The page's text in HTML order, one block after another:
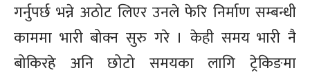
गर्नुपर्छ भन्ने अठोट लिएर उनले फेरि निर्माण सम्बन्धी
काममा भारी बोक्न सुरु गरे । केही समय भारी नै
बोकिरहे अनि छोटो समयका लागि ट्रेकिङमा